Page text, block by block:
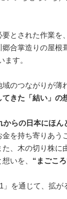
とされた作業を
郷合掌造りの屋
ます。
域のつながりが
きた「結い」の
からの日本にほん
を持ち寄りあう
、木の切り株に
いを、 “まごこ
」を通じて、拡が